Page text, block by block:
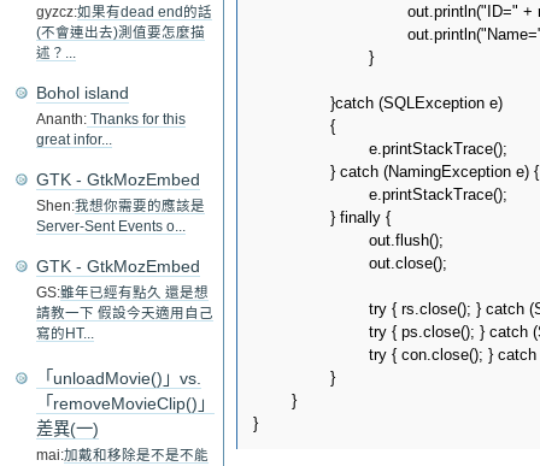
}
gyzcz:如果有dead end的話
(不會連出去)測值要怎麼描
述？...
Bohol island
Ananth: Thanks for this
great infor...
GTK - GtkMozEmbed
Shen:我想你需要的應該是
Server-Sent Events o...
GTK - GtkMozEmbed
GS:雖年已經有點久 還是想
請教一下 假設今天適用自己
寫的HT...
「unloadMovie()」vs.
「removeMovieClip()」
差異(一)
mai:加戴和移除是不是不能